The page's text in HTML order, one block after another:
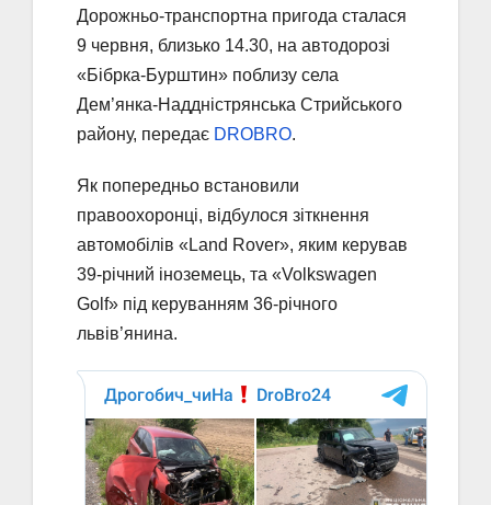
Дорожньо-транспортна пригода сталася
9 червня, близько 14.30, на автодорозі
«Бібрка-Бурштин» поблизу села
Дем’янка-Наддністрянська Стрийського
району, передає DROBRO.
Як попередньо встановили
правоохоронці, відбулося зіткнення
автомобілів «Land Rover», яким керував
39-річний іноземець, та «Volkswagen
Golf» під керуванням 36-річного
львів’янина.